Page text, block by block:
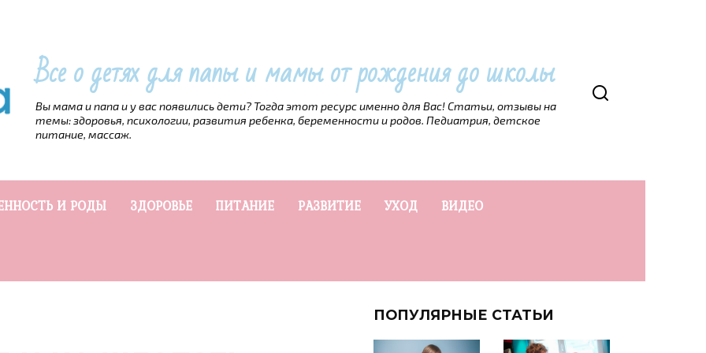
Все о детях для папы и мамы от рождения до школы
Вы мама и папа и у вас появились дети? Тогда этот ресурс именно для Вас! Статьи, отзывы на
темы: здоровья, психологии, развития ребенка, беременности и родов. Педиатрия, детское
питание, массаж.
И РОДЫ ЗДОРОВЬЕ ПИТАНИЕ РАЗВИТИЕ УХОД ВИДЕО
ПОПУЛЯРНЫЕ СТАТЬИ